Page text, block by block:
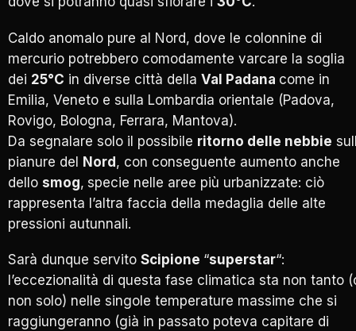
Caldo anomalo pure al Nord, dove le colonnine di
mercurio potrebbero comodamente varcare la soglia
dei 25°C in diverse città della Val Padana come in
Emilia, Veneto e sulla Lombardia orientale (Padova,
Rovigo, Bologna, Ferrara, Mantova).
Da segnalare solo il possibile ritorno delle nebbie
pianure del Nord, con conseguente aumento anche
dello smog, specie nelle aree più urbanizzate: ciò
rappresenta l’altra faccia della medaglia delle alte
pressioni autunnali.
Sarà dunque servito Scipione “superstar“:
l’eccezionalità di questa fase climatica sta non tanto
non solo) nelle singole temperature massime che si
raggiungeranno (già in passato poteva capitare di